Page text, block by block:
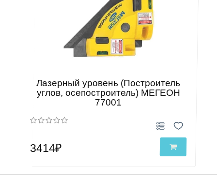
Лазерный уровень (Построитель
углов, осепостроитель) МЕГЕОН
77001
3414₽